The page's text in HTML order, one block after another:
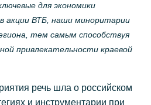
для экономики
акции ВТБ, наши миноритарии
тем самым способствуя
привлекательности краевой
речь шла о российском
и инструментарии при